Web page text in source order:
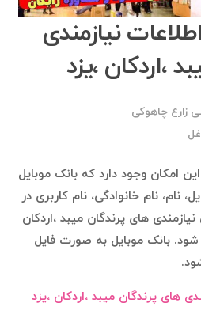
نیازمندی
،اردکان ،یزد
زارع چاهوکی
این امکان وجود دارد که بانک موبایل
نام، نام خانوادگی، نام کاربری در
های پرندگان میبد ،اردکان
شود. بانک موبایل به صورت فایل
های پرندگان میبد ،اردکان ،یزد